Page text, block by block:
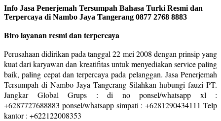
Info Jasa Penerjemah Tersumpah Bahasa Turki Resmi dan
Terpercaya di Nambo Jaya Tangerang 0877 2768 8883
Biro layanan resmi dan terpercaya
Perusahaan didirikan pada tanggal 22 mei 2008 dengan prinsip yang
kuat dari karyawan dan kreatifitas untuk menyediakan service paling
baik, paling cepat dan terpercaya pada pelanggan. Jasa Penerjemah
Tersumpah di Nambo Jaya Tangerang Silahkan hubungi fauzi PT.
Jangkar Global Grups : di no ponsel/whatsapp xl :
+6287727688883 ponsel/whatsapp simpati : +6281290434111 Telp
kantor : +622122008353